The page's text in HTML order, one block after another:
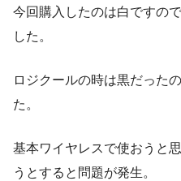
今回購入したのは白ですの
した。
ロジクールの時は黒だった
た。
基本ワイヤレスで使おうと
うとすると問題が発生。